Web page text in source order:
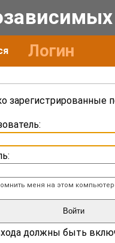
висимых
Логин
зарегистрированные
меня на этом
Войти
должны быть